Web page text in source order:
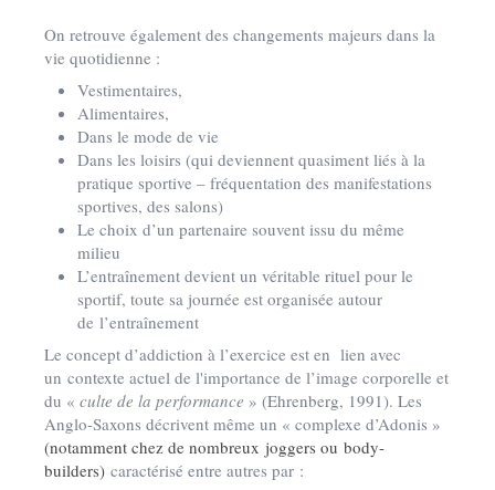
On retrouve également des changements majeurs dans la
vie quotidienne :
Vestimentaires,
Alimentaires,
Dans le mode de vie
Dans les loisirs (qui deviennent quasiment liés à la
pratique sportive – fréquentation des manifestations
sportives, des salons)
Le choix d’un partenaire souvent issu du même
milieu
L’entraînement devient un véritable rituel pour le
sportif, toute sa journée est organisée autour
de l’entraînement
Le concept d’addiction à l’exercice est en lien avec
un contexte actuel de l'importance de l’image corporelle et
du « culte de la performance » (Ehrenberg, 1991). Les
Anglo-Saxons décrivent même un « complexe d’Adonis »
(notamment chez de nombreux joggers ou body-
builders) caractérisé entre autres par :